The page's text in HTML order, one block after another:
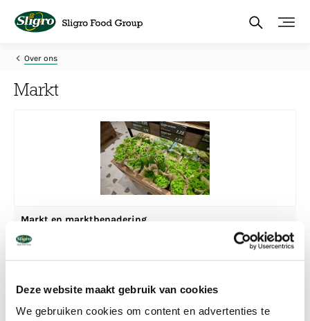
Deze website maakt gebruik van cookies
We gebruiken cookies om content en advertenties te
naar
inhoudOver ons
Markt
Markt en marktbenadering
Sligro Food Group richt zich op de foodservicemarkt van eten